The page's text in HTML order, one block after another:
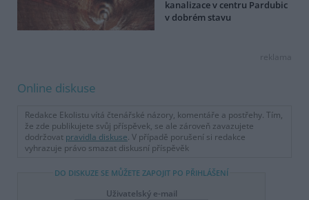
kanalizace v centru Pardubic
v dobrém stavu
reklama
Online diskuse
Redakce Ekolistu vítá čtenářské názory, komentáře a postřehy. Tím,
že zde publikujete svůj příspěvek, se ale zároveň zavazujete
dodržovat pravidla diskuse. V případě porušení si redakce
vyhrazuje právo smazat diskusní příspěvěk
DO DISKUZE SE MŮŽETE ZAPOJIT PO PŘIHLÁŠENÍ
Uživatelský e-mail